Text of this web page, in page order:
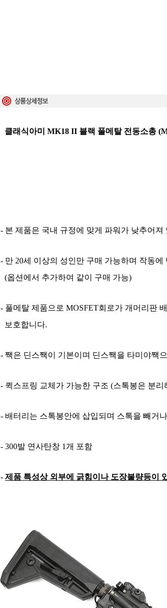
클래식아미 MK18 II 블랙 풀메탈 전동소총
- 본 제품은 국내 규정에 맞게 파워가 낮추어
- 만 20세 이상의 성인만 구매 가능하며 작동
(옵션에서 추가하여 같이 구매 가능)
- 풀메탈 제품으로 MOSFET회로가 개머리판
보호합니다.
- 짹은 딘스짹이 기본이며 딘스짹을 타미야짹
- 퀵스프링 교체가 가능한 구조 (스톡봉은 분리
- 배터리는 스톡봉안에 삽입되며 스톡을 빼거
- 300발 연사탄창 1개 포함
- 제품 특성상 외부에 긁힘이나 도장불량등이